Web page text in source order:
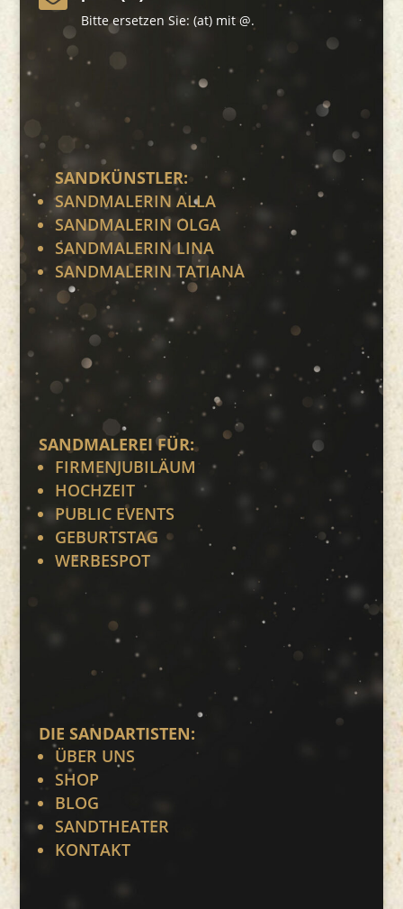
Bitte ersetzen Sie: (at) mit @.
SANDKÜNSTLER:
SANDMALERIN ALLA
SANDMALERIN OLGA
SANDMALERIN LINA
SANDMALERIN TATIANA
SANDMALEREI FÜR:
FIRMENJUBILÄUM
HOCHZEIT
PUBLIC EVENTS
GEBURTSTAG
WERBESPOT
DIE SANDARTISTEN:
ÜBER UNS
SHOP
BLOG
SANDTHEATER
KONTAKT